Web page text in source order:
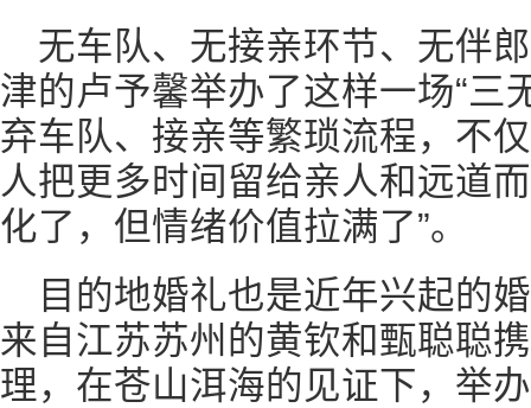
无车队、无接亲环节、无伴
津的卢予馨举办了这样一场“三
弃车队、接亲等繁琐流程，不
人把更多时间留给亲人和远道
化了，但情绪价值拉满了”。
目的地婚礼也是近年兴起的
来自江苏苏州的黄钦和甄聪聪
理，在苍山洱海的见证下，举